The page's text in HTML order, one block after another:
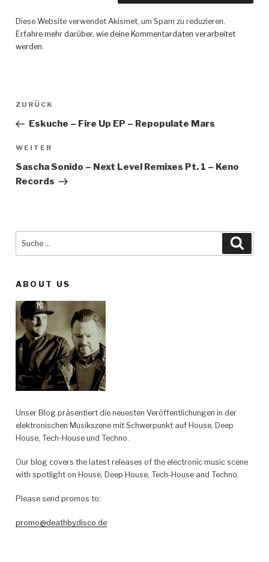
Diese Website verwendet Akismet, um Spam zu reduzieren.
Erfahre mehr darüber, wie deine Kommentardaten verarbeitet
werden.
Beitragsnavigation
Vorheriger
Beitrag
ZURÜCK
Eskuche – Fire Up EP – Repopulate Mars
Nächster
Beitrag
WEITER
Sascha Sonido – Next Level Remixes Pt. 1 – Keno
Records
ABOUT US
Unser Blog präsentiert die neuesten Veröffentlichungen in der
elektronischen Musikszene mit Schwerpunkt auf House, Deep
House, Tech-House und Techno.
Our blog covers the latest releases of the electronic music scene
with spotlight on House, Deep House, Tech-House and Techno.
Please send promos to:
promo@deathbydisco.de